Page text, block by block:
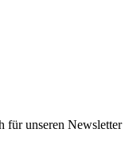
für unseren Newsletter